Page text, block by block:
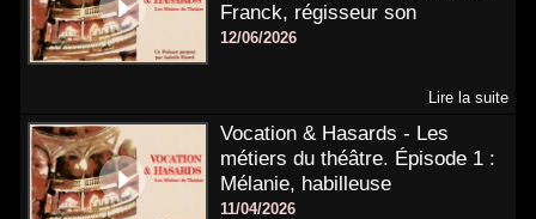
Franck, régisseur son
12/06/2026
Lire la suite
Vocation & Hasards - Les
métiers du théâtre. Épisode 1 :
Mélanie, habilleuse
11/04/2026